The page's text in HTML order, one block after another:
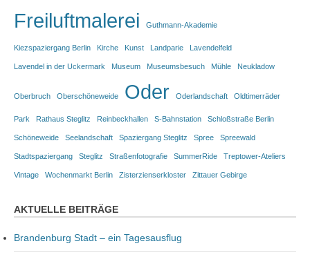
Freiluftmalerei Guthmann-Akademie
Kiezspaziergang Berlin Kirche Kunst Landparie Lavendelfeld
Lavendel in der Uckermark Museum Museumsbesuch Mühle Neukladow
Oberbruch Oberschöneweide Oder Oderlandschaft Oldtimerräder
Park Rathaus Steglitz Reinbeckhallen S-Bahnstation Schloßstraße Berlin
Schöneweide Seelandschaft Spaziergang Steglitz Spree Spreewald
Stadtspaziergang Steglitz Straßenfotografie SummerRide Treptower-Ateliers
Vintage Wochenmarkt Berlin Zisterzienserkloster Zittauer Gebirge
AKTUELLE BEITRÄGE
Brandenburg Stadt – ein Tagesausflug